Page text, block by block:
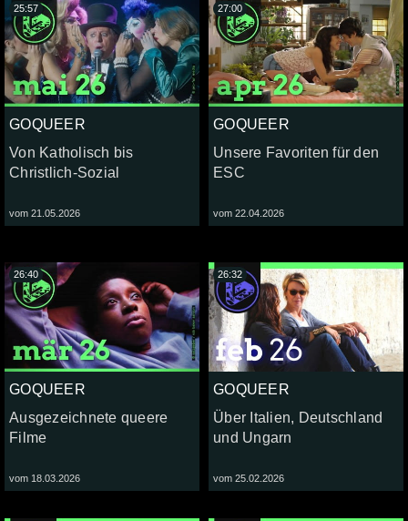
GOQUEER
Von Katholisch bis
Christlich-Sozial
vom 21.05.2026
25:57
GOQUEER
Unsere Favoriten für den
ESC
vom 22.04.2026
27:00
GOQUEER
Ausgezeichnete queere
Filme
vom 18.03.2026
26:40
GOQUEER
Über Italien, Deutschland
und Ungarn
vom 25.02.2026
26:32